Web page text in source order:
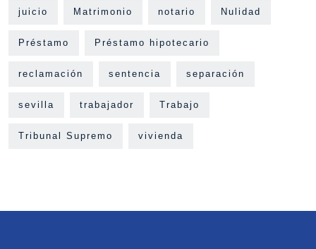
juicio Matrimonio notario Nulidad
Préstamo Préstamo hipotecario
reclamación sentencia separación
sevilla trabajador Trabajo
Tribunal Supremo vivienda